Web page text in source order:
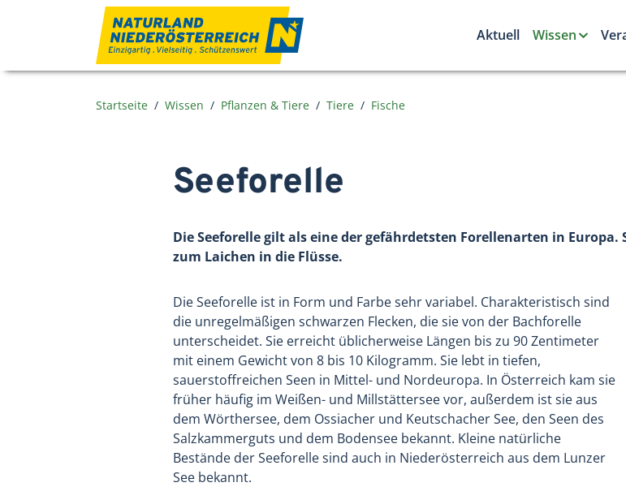
Aktuell
Wissen
Startseite Wissen Pflanzen & Tiere Tiere Fische
Seeforelle
Die Seeforelle gilt als eine der gefährdetsten Forellenarten in Europa.
zum Laichen in die Flüsse.
Die Seeforelle ist in Form und Farbe sehr variabel. Charakteristisch sind
die unregelmäßigen schwarzen Flecken, die sie von der Bachforelle
unterscheidet. Sie erreicht üblicherweise Längen bis zu 90 Zentimeter
mit einem Gewicht von 8 bis 10 Kilogramm. Sie lebt in tiefen,
sauerstoffreichen Seen in Mittel- und Nordeuropa. In Österreich kam sie
früher häufig im Weißen- und Millstättersee vor, außerdem ist sie aus
dem Wörthersee, dem Ossiacher und Keutschacher See, den Seen des
Salzkammerguts und dem Bodensee bekannt. Kleine natürliche
Bestände der Seeforelle sind auch in Niederösterreich aus dem Lunzer
See bekannt.